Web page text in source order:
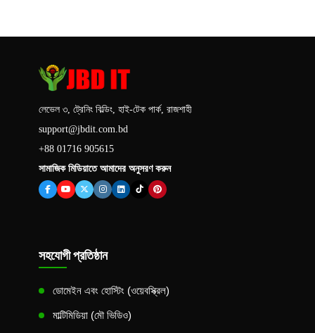
লেভেল ৩, ট্রেনিং বিল্ডিং, হাই-টেক পার্ক, রাজশাহী
support@jbdit.com.bd
+88 01716 905615
সামাজিক মিডিয়াতে আমাদের অনুসরণ করুন
সহযোগী প্রতিষ্ঠান
ডোমেইন এবং হোস্টিং (ওয়েবস্ক্রিল)
মাল্টিমিডিয়া (মৌ ভিডিও)